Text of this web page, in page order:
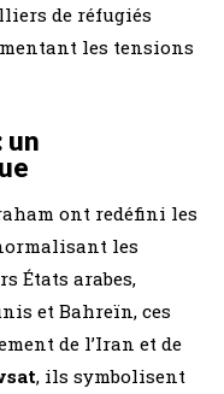
de réfugiés
les tensions
un
ont redéfini les
les
États arabes,
et Bahreïn, ces
de l’Iran et de
, ils symbolisent